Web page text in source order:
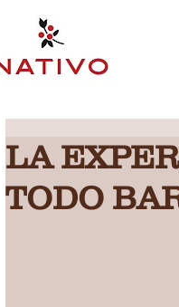
LA
TODO